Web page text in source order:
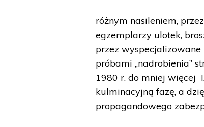
różnym nasileniem,
egzemplarzy ulotek,
przez
próbami „nadrobienia”
1980 r. do mniej więcej
kulminacyjną fazę, a
propagandowego